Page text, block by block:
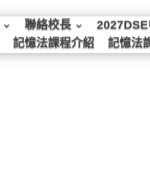
聯絡校長
2027DSE
記憶法課程介紹 記憶法